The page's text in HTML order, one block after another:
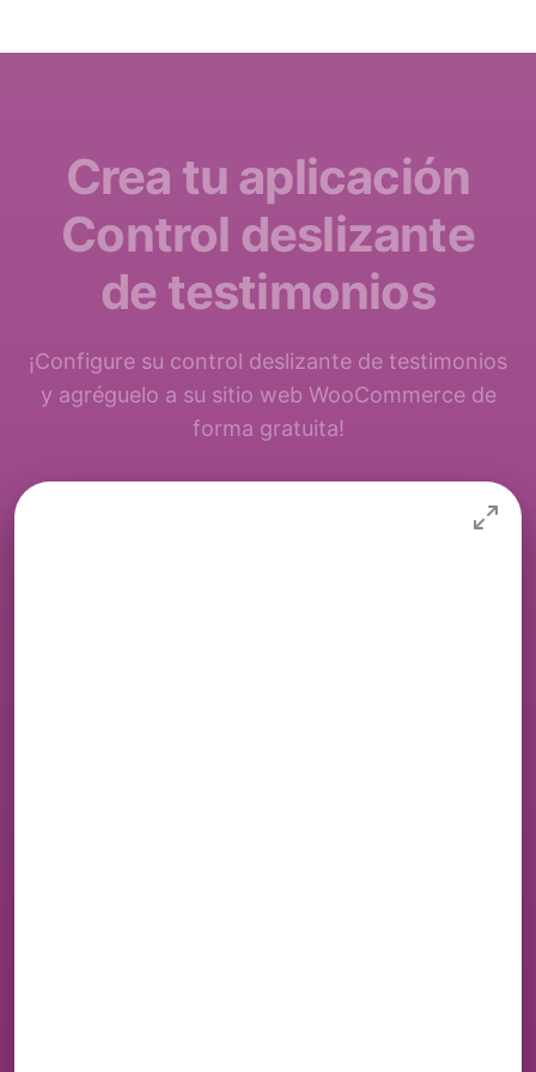
Crea tu aplicación
Control deslizante
de testimonios
¡Configure su control deslizante de testimonios
y agréguelo a su sitio web WooCommerce de
forma gratuita!